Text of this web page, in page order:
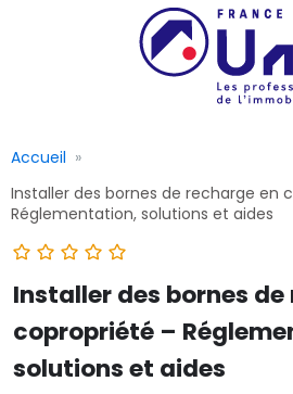
Accueil
Installer des bornes de recharge en
Réglementation, solutions et aides
Installer des bornes
copropriété –
solutions et aides